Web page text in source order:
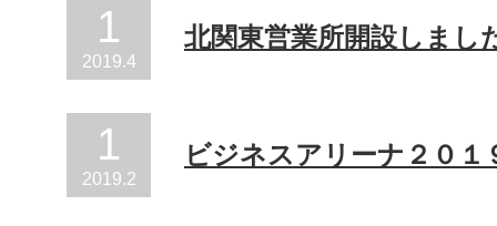
1
2019.4
北関東営業所開設しまし
1
2019.2
ビジネスアリーナ２０１